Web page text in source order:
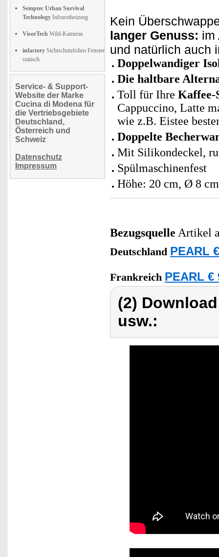
Semptec Urban Survival
Technology Infrarotheizung
VisorTech Wild-Kameras
infactory Sichtschutzfolien Fenster
statisch
Service- & Support-
Website der Marke
Cucina di Modena für
die Vertriebsgebiete
Deutschland,
Österreich und
Schweiz
Datenschutz
Impressum
Kein
langer Genuss: im
und natürlich auch
Doppelwandiger
Die haltbare
Toll für Ihre Kaffee-
Cappuccino, Latte
wie z.B. Eistee
Doppelte
Mit Silikondeckel,
Spülmaschinenfest
Höhe: 20 cm, Ø 8
Bezugsquelle Artikel
Deutschland PEARL
Frankreich PEARL €
(2)
usw.: